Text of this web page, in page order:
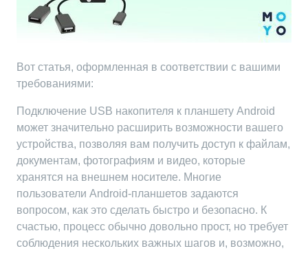
Вот статья, оформленная в соответствии с вашими
требованиями:
Подключение USB накопителя к планшету Android
может значительно расширить возможности вашего
устройства, позволяя вам получить доступ к файлам,
документам, фотографиям и видео, которые
хранятся на внешнем носителе. Многие
пользователи Android-планшетов задаются
вопросом, как это сделать быстро и безопасно. К
счастью, процесс обычно довольно прост, но требует
соблюдения нескольких важных шагов и, возможно,